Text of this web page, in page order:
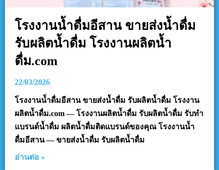
โรงงานน้ำดื่มอีสาน ขายส่งน้ำดื่ม
รับผลิตน้ำดื่ม โรงงานผลิตน้ำ
ดื่ม.com
22/03/2026
โรงงานน้ำดื่มอีสาน ขายส่งน้ำดื่ม รับผลิตน้ำดื่ม โรงงาน
ผลิตน้ำดื่ม.com — โรงงานผลิตน้ำดื่ม รับผลิตน้ำดื่ม รับทำ
แบรนด์น้ำดื่ม ผลิตน้ำดื่มติดแบรนด์ของคุณ โรงงานน้ำ
ดื่มอีสาน — ขายส่งน้ำดื่ม รับผลิตน้ำดื่ม
อ่านต่อ »